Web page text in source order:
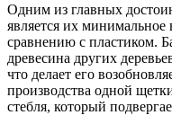
Одним из главных
является их
сравнению с пластиком.
древесина других
что делает его
производства одной
стебля, который